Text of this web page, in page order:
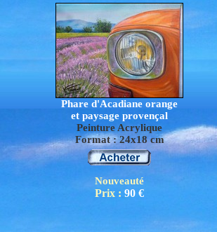
Phare d'Acadiane orange
et paysage provençal
Peinture Acrylique
Format: 24x18cm
Nouveauté
Prix : 90 €